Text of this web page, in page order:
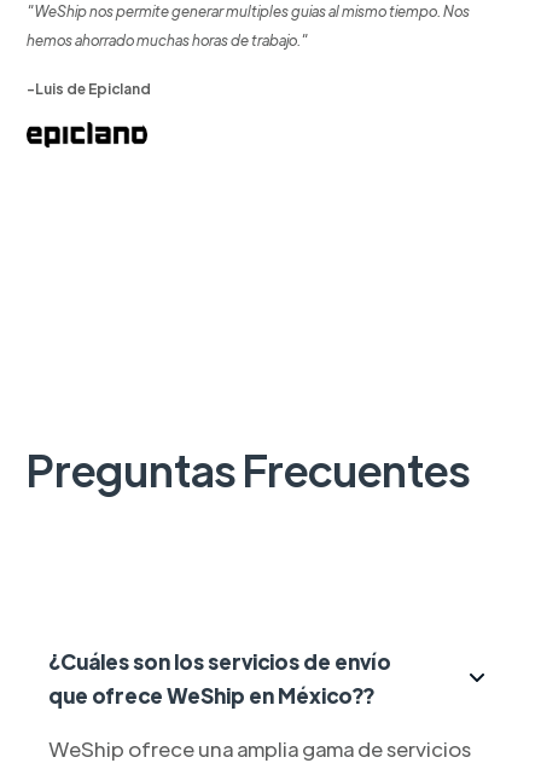
"WeShip nos permite generar multiples guias al mismo tiempo. Nos
hemos ahorrado muchas horas de trabajo."
-Luis de Epicland
Preguntas Frecuentes
¿Cuáles son los servicios de envío
que ofrece WeShip en México??
WeShip ofrece una amplia gama de servicios